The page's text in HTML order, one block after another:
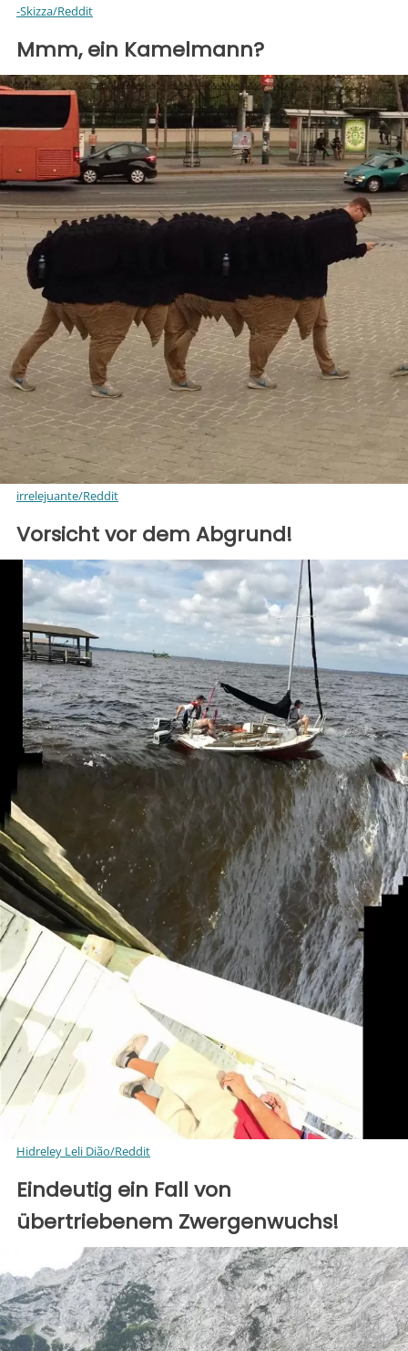
-Skizza/Reddit
Mmm, ein Kamelmann?
irrelejuante/Reddit
Vorsicht vor dem Abgrund!
Hidreley Leli Dião/Reddit
Eindeutig ein Fall von
übertriebenem Zwergenwuchs!